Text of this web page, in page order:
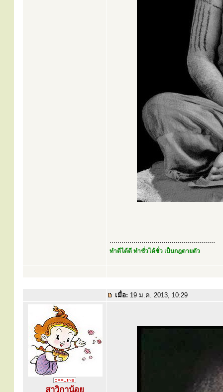
.....................................................
ทำดีได้ดี ทำชั่วได้ชั่ว เป็นกฎตายตัว
เมื่อ: 19 ม.ค. 2013, 10:29
สาวิกาน้อย